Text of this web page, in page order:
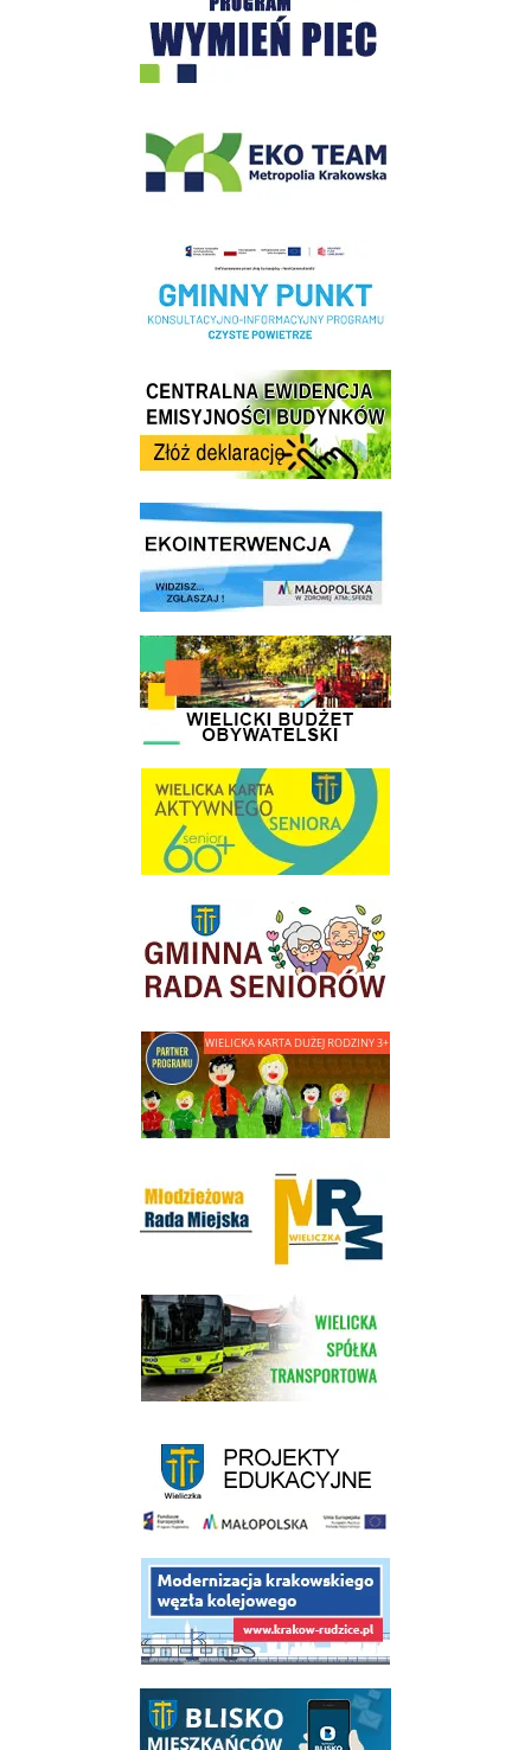
Realizacja Programu Czyste Powietrze w Gminie Wieliczka
Centrala Ewidencja Emisyjności Budynków - złóż deklarację
link do strony ekointerwencja dot.- powietrza
link do strony - Wielicki Budżet Obywatelski
link do strony Wielicka Karta Aktywnego Seniora
link do strony Gminnej Rady Seniorow - Wieliczka
link do strony - Wielicka Karta Dużej Rodziny
link do strony Wielickiej Spółki Transportowej
link do opisu projektu budowy linii kolejowej Krakow Rudzice
link do opisu aplikacji - BLISKO, Gmina Wieliczka w aplikacji Blisko